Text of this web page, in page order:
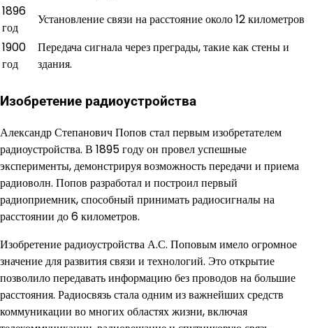
1896
год
Установление связи на расстояние около 12 километров
1900
год
Передача сигнала через преграды, такие как стены и
здания.
Изобретение радиоустройства
Александр Степанович Попов стал первым изобретателем
радиоустройства. В 1895 году он провел успешные
эксперименты, демонстрируя возможность передачи и приема
радиоволн. Попов разработал и построил первый
радиоприемник, способный принимать радиосигналы на
расстоянии до 6 километров.
Изобретение радиоустройства А.С. Поповым имело огромное
значение для развития связи и технологий. Это открытие
позволило передавать информацию без проводов на большие
расстояния. Радиосвязь стала одним из важнейших средств
коммуникации во многих областях жизни, включая